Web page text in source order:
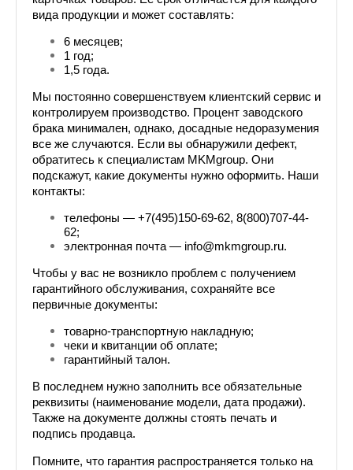
вида продукции и может составлять:
6 месяцев;
1 год;
1,5 года.
Мы постоянно совершенствуем клиентский сервис и
контролируем производство. Процент заводского
брака минимален, однако, досадные недоразумения
все же случаются. Если вы обнаружили дефект,
обратитесь к специалистам MKMgroup. Они
подскажут, какие документы нужно оформить. Наши
контакты:
телефоны — +7(495)150-69-62, 8(800)707-44-
62;
электронная почта — info@mkmgroup.ru.
Чтобы у вас не возникло проблем с получением
гарантийного обслуживания, сохраняйте все
первичные документы:
товарно-транспортную накладную;
чеки и квитанции об оплате;
гарантийный талон.
В последнем нужно заполнить все обязательные
реквизиты (наименование модели, дата продажи).
Также на документе должны стоять печать и
подпись продавца.
Помните, что гарантия распространяется только на